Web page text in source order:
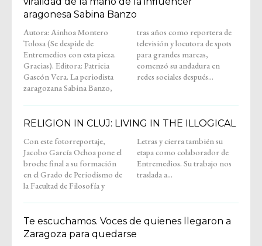
aragonesa Sabina Banzo
Autora: Ainhoa Montero
Tolosa (Se despide de
Entremedios con esta pieza.
Gracias). Editora: Patricia
Gascón Vera. La periodista
zaragozana Sabina Banzo,
tras años como reportera de
televisión y locutora de spots
para grandes marcas,
comenzó su andadura en
redes sociales después...
RELIGION IN CLUJ: LIVING IN THE ILLOGICAL
Con este fotorreportaje,
Jacobo García Ochoa pone el
broche final a su formación
en el Grado de Periodismo de
la Facultad de Filosofía y
Letras y cierra también su
etapa como colaborador de
Entremedios. Su trabajo nos
traslada a...
Te escuchamos. Voces de quienes llegaron a
Zaragoza para quedarse